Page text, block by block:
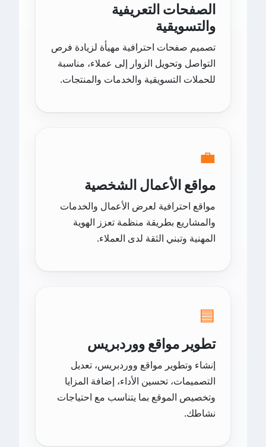
الصفحات التعريفية
والتسويقية
تصميم صفحات احترافية مهيأة لزيادة فرص
التواصل وتحويل الزوار إلى عملاء، مناسبة
للحملات التسويقية والخدمات والمنتجات.
💼
مواقع الأعمال الشخصية
مواقع احترافية لعرض الأعمال والخدمات
والمشاريع بطريقة منظمة تعزز الهوية
المهنية وتبني الثقة لدى العملاء.
🟦
تطوير مواقع ووردبريس
إنشاء وتطوير مواقع ووردبريس، تعديل
التصميمات، تحسين الأداء، إضافة المزايا
وتخصيص الموقع بما يتناسب مع احتياجات
نشاطك.